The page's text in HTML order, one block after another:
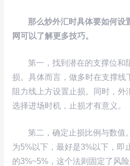
那么炒外汇时具体要如何设
网可以了解更多技巧。
第一，找到潜在的支撑位和
损。具体而言，做多时在支撑线
阻力线上方设置止损。同时，外
选择进场时机，止损才有意义。
第二，确定止损比例与数值
为5%以下，最好是3%以下，即
的3%~5%，这个法则固定了风